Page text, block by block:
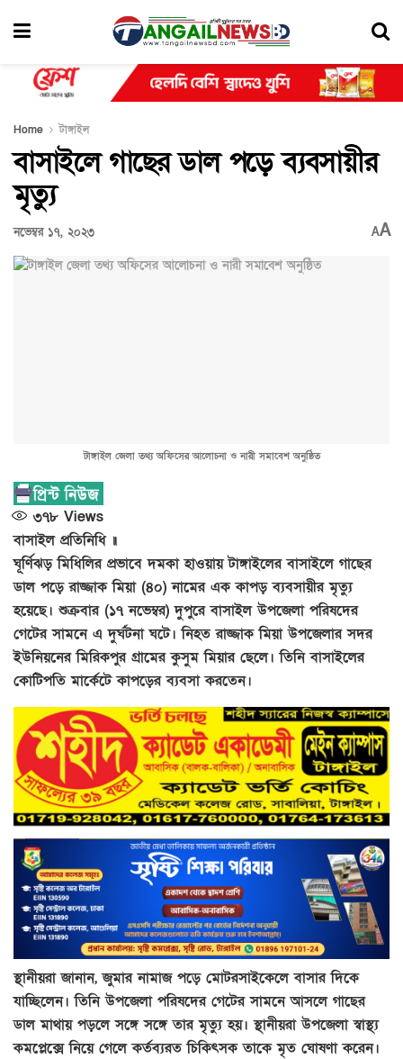
Home টাঙ্গাইল
বাসাইলে গাছের ডাল পড়ে ব্যবসায়ীর
মৃত্যু
নভেম্বর ১৭, ২০২৩ AA
টাঙ্গাইল জেলা তথ্য অফিসের আলোচনা ও নারী সমাবেশ অনুষ্ঠিত
৩৭৮ Views
বাসাইল প্রতিনিধি ॥
ঘূর্ণিঝড় মিধিলির প্রভাবে দমকা হাওয়ায় টাঙ্গাইলের বাসাইলে গাছের
ডাল পড়ে রাজ্জাক মিয়া (৪০) নামের এক কাপড় ব্যবসায়ীর মৃত্যু
হয়েছে। শুক্রবার (১৭ নভেম্বর) দুপুরে বাসাইল উপজেলা পরিষদের
গেটের সামনে এ দুর্ঘটনা ঘটে। নিহত রাজ্জাক মিয়া উপজেলার সদর
ইউনিয়নের মিরিকপুর গ্রামের কুসুম মিয়ার ছেলে। তিনি বাসাইলের
কোটিপতি মার্কেটে কাপড়ের ব্যবসা করতেন।
স্থানীয়রা জানান, জুমার নামাজ পড়ে মোটরসাইকেলে বাসার দিকে
যাচ্ছিলেন। তিনি উপজেলা পরিষদের গেটের সামনে আসলে গাছের
ডাল মাথায় পড়লে সঙ্গে সঙ্গে তার মৃত্যু হয়। স্থানীয়রা উপজেলা স্বাস্থ্য
কমপ্লেক্সে নিয়ে গেলে কর্তব্যরত চিকিৎসক তাকে মৃত ঘোষণা করেন।